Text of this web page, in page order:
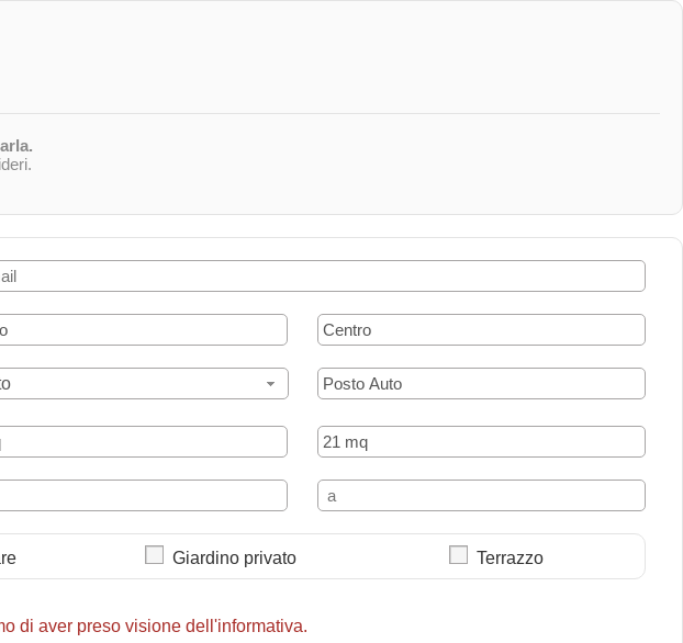
Giardino privato Terrazzo
di aver preso visione dell'informativa.